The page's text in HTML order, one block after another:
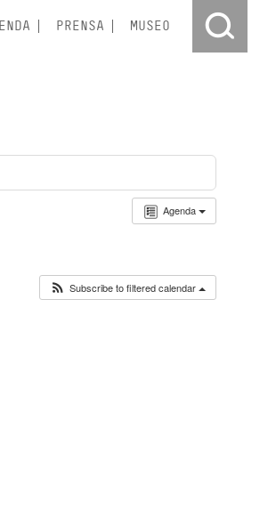
PRENSA MUSEO
Agenda
Subscribe to filtered calendar